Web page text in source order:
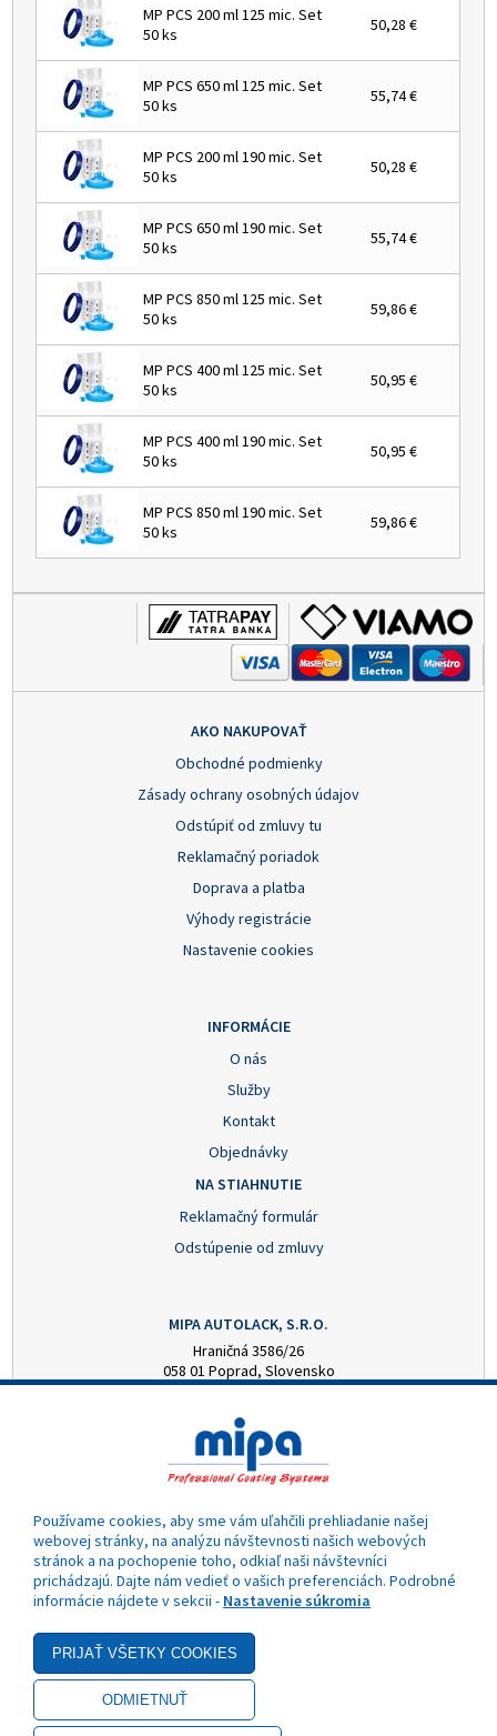
MP PCS 200 ml 125 mic. Set
50 ks
50,28 €
MP PCS 650 ml 125 mic. Set
50 ks
55,74 €
MP PCS 200 ml 190 mic. Set
50 ks
50,28 €
MP PCS 650 ml 190 mic. Set
50 ks
55,74 €
MP PCS 850 ml 125 mic. Set
50 ks
59,86 €
MP PCS 400 ml 125 mic. Set
50 ks
50,95 €
MP PCS 400 ml 190 mic. Set
50 ks
50,95 €
MP PCS 850 ml 190 mic. Set
50 ks
59,86 €
AKO NAKUPOVAŤ
Obchodné podmienky
Zásady ochrany osobných údajov
Odstúpiť od zmluvy tu
Reklamačný poriadok
Doprava a platba
Výhody registrácie
Nastavenie cookies
INFORMÁCIE
O nás
Služby
Kontakt
Objednávky
NA STIAHNUTIE
Reklamačný formulár
Odstúpenie od zmluvy
MIPA AUTOLACK, S.R.O.
Hraničná 3586/26
058 01 Poprad, Slovensko
mipa@autolack.sk
OTVÁRACIE HODINY
Pondelok - Piatok: 8:00 - 16:00 hod.
- Akciová cena
Používame cookies, aby sme vám uľahčili prehliadanie našej
webovej stránky, na analýzu návštevnosti našich webových
stránok a na pochopenie toho, odkiaľ naši návštevníci
prichádzajú. Dajte nám vedieť o vašich preferenciách. Podrobné
informácie nájdete v sekcii - Nastavenie súkromia